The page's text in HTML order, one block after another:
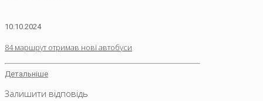
10.10.2024
84 маршрут отримав нові автобуси
Детальніше
Залишити відповідь